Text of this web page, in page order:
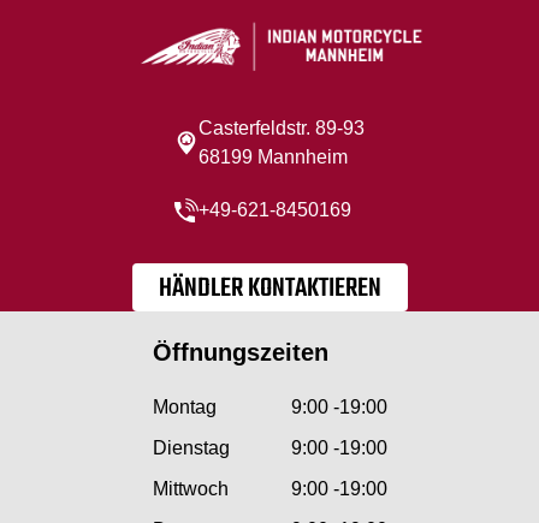
Casterfeldstr. 89-93
68199 Mannheim
+49-621-8450169
HÄNDLER KONTAKTIEREN
Öffnungszeiten
Montag
9:00 -19:00
Dienstag
9:00 -19:00
Mittwoch
9:00 -19:00